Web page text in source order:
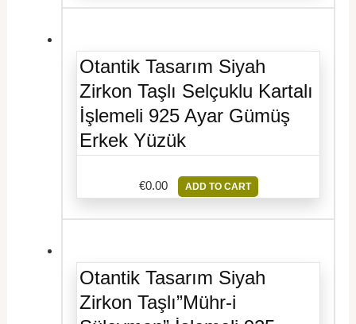
Otantik Tasarım Siyah
Zirkon Taşlı Selçuklu Kartalı
İşlemeli 925 Ayar Gümüş
Erkek Yüzük
€0.00 ADD TO CART
Otantik Tasarım Siyah
Zirkon Taşlı”Mühr-i